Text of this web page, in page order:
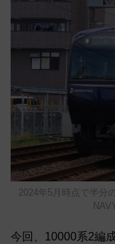
2024年5月時点で半分
今回、10000系2編